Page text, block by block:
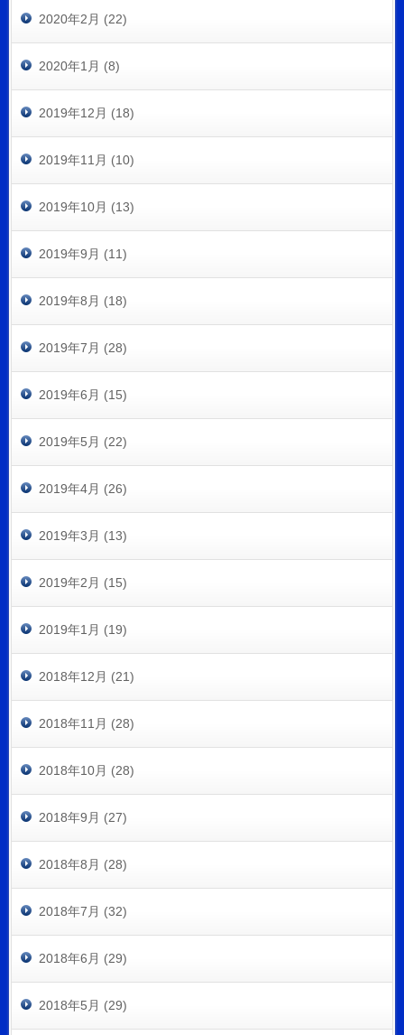
2020年2月 (22)
2020年1月 (8)
2019年12月 (18)
2019年11月 (10)
2019年10月 (13)
2019年9月 (11)
2019年8月 (18)
2019年7月 (28)
2019年6月 (15)
2019年5月 (22)
2019年4月 (26)
2019年3月 (13)
2019年2月 (15)
2019年1月 (19)
2018年12月 (21)
2018年11月 (28)
2018年10月 (28)
2018年9月 (27)
2018年8月 (28)
2018年7月 (32)
2018年6月 (29)
2018年5月 (29)